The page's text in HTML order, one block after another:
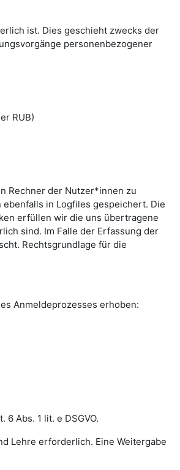
ist. Dies geschieht zwecks der
personenbezogener
RUB)
Rechner der Nutzer*innen zu
in Logfiles gespeichert. Die
erfüllen wir die uns übertragene
sind. Im Falle der Erfassung der
Rechtsgrundlage für die
Anmeldeprozesses erhoben:
Abs. 1 lit. e DSGVO.
Lehre erforderlich. Eine Weitergabe